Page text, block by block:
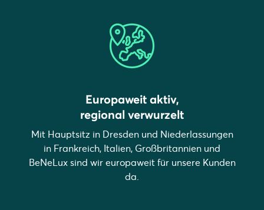
Europaweit aktiv,
regional verwurzelt
Mit Hauptsitz in Dresden und Niederlassungen
in Frankreich, Italien, Großbritannien und
BeNeLux sind wir europaweit für unsere Kunden
da.